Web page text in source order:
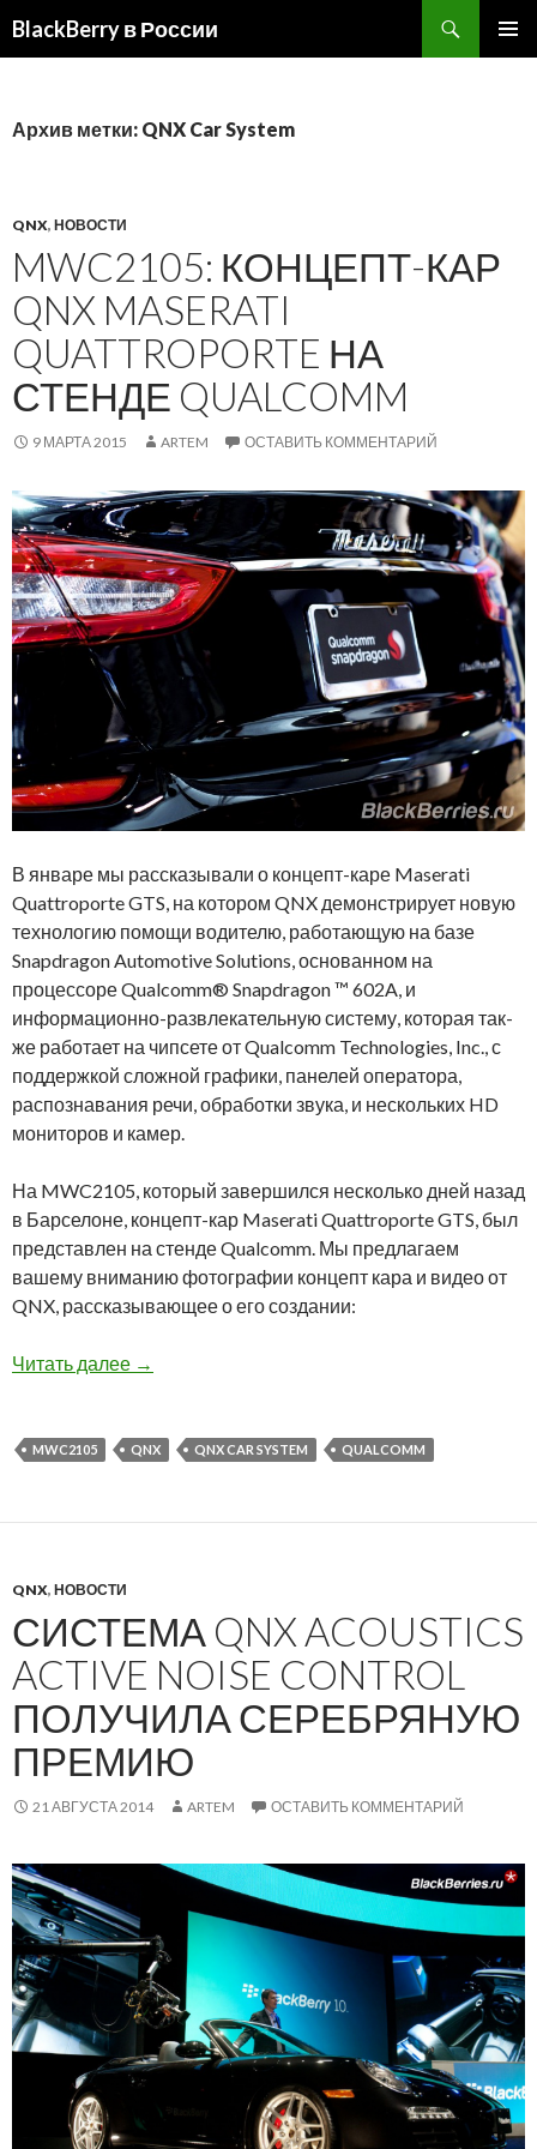
BlackBerry в России
Архив метки: QNX Car System
QNX, НОВОСТИ
MWC2105: КОНЦЕПТ-КАР
QNX MASERATI
QUATTROPORTE НА
СТЕНДЕ QUALCOMM
9 МАРТА 2015 ARTEM ОСТАВИТЬ КОММЕНТАРИЙ
В январе мы рассказывали о концепт-каре Maserati
Quattroporte GTS, на котором QNX демонстрирует новую
технологию помощи водителю, работающую на базе
Snapdragon Automotive Solutions, основанном на
процессоре Qualcomm® Snapdragon ™ 602A, и
информационно-развлекательную систему, которая так-
же работает на чипсете от Qualcomm Technologies, Inc., с
поддержкой сложной графики, панелей оператора,
распознавания речи, обработки звука, и нескольких HD
мониторов и камер.
На MWC2105, который завершился несколько дней назад
в Барселоне, концепт-кар Maserati Quattroporte GTS, был
представлен на стенде Qualcomm. Мы предлагаем
вашему вниманию фотографии концепт кара и видео от
QNX, рассказывающее о его создании:
Читать далее MWC2105: Концепт-кар QNX Maserati
→
MWC2105 QNX QNX CAR SYSTEM QUALCOMM
QNX, НОВОСТИ
СИСТЕМА QNX ACOUSTICS
ACTIVE NOISE CONTROL
ПОЛУЧИЛА СЕРЕБРЯНУЮ
ПРЕМИЮ
21 АВГУСТА 2014 ARTEM ОСТАВИТЬ КОММЕНТАРИЙ